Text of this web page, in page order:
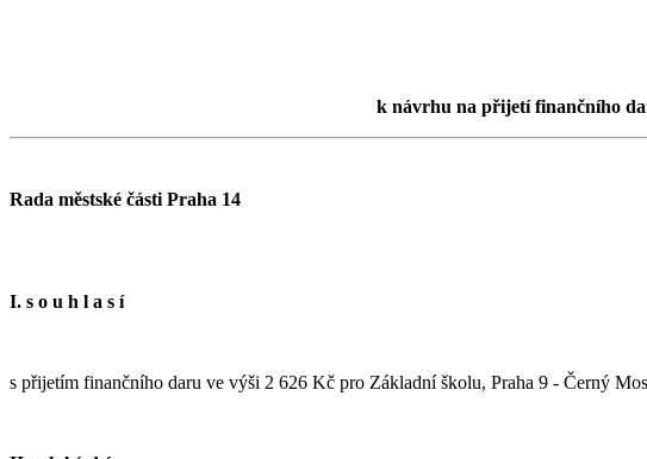
k návrhu na přijetí finančního
Rada městské části Praha 14
I. s o u h l a s í
s přijetím finančního daru ve výši 2 626 Kč pro Základní školu, Praha 9 - Černý